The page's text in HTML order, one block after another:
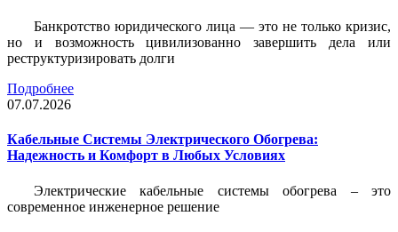
Банкротство юридического лица — это не только кризис,
но и возможность цивилизованно завершить дела или
реструктуризировать долги
Подробнее
07.07.2026
Кабельные Системы Электрического Обогрева:
Надежность и Комфорт в Любых Условиях
Электрические кабельные системы обогрева – это
современное инженерное решение